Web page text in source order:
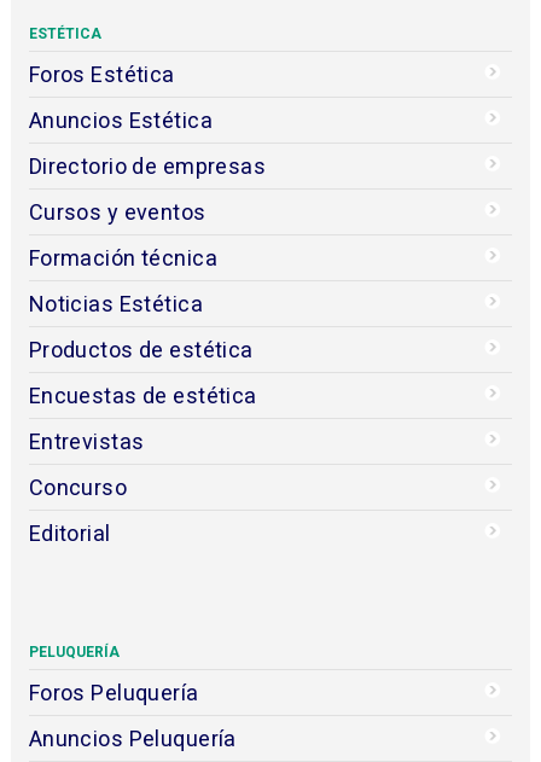
ESTÉTICA
Foros Estética
Anuncios Estética
Directorio de empresas
Cursos y eventos
Formación técnica
Noticias Estética
Productos de estética
Encuestas de estética
Entrevistas
Concurso
Editorial
PELUQUERÍA
Foros Peluquería
Anuncios Peluquería